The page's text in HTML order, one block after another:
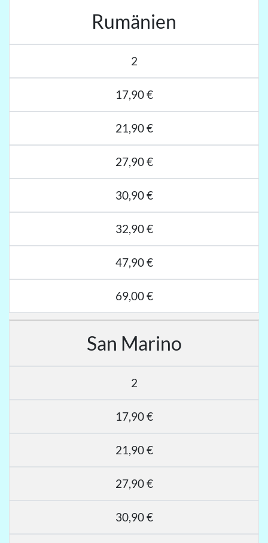
Rumänien
2
17,90 €
21,90 €
27,90 €
30,90 €
32,90 €
47,90 €
69,00 €
San Marino
2
17,90 €
21,90 €
27,90 €
30,90 €